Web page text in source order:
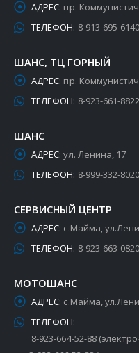
АДРЕС: пр.
ТЕЛЕФОН: 8-913-695-6140
ШАНС, ТЦ ГОРНЫЙ
АДРЕС: пр.
ТЕЛЕФОН: 8-923-661-8822
ШАНС
АДРЕС: ул. Ленина, 17
ТЕЛЕФОН: 8-999-332-8020
СЕРВИСНЫЙ ЦЕНТР
АДРЕС: с.Майма,
ТЕЛЕФОН: 8-923-663-0820
МОТОШАНС
АДРЕС: с.Майма,
ТЕЛЕФОН:
8-923-664-52-88